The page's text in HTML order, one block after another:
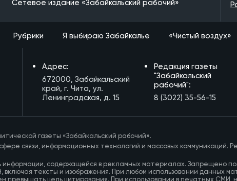
Сетевое издание «Забайкальский рабочий»
Рубрики Я выбираю Забайкалье «Чистый воздух»
Адрес:
672000, Забайкальский
край, г. Чита, ул.
Ленинградская, д. 15
Редакция газеты
"Забайкальский
рабочий":
8 (3022) 35-56-15
газеты «Забайкальский рабочий».
связи, информационных технологий и массовых
информации, содержащейся в рекламных материалах. Запрещено
тексты и изображения. При любом использовании данных
превышать цель цитирования. При использовании в печатных